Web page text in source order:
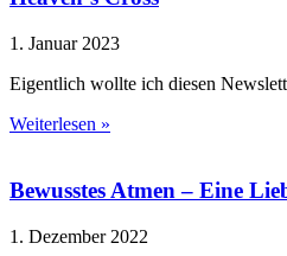
1. Januar 2023
Eigentlich wollte ich diesen
Weiterlesen »
Bewusstes Atmen – Eine
1. Dezember 2022